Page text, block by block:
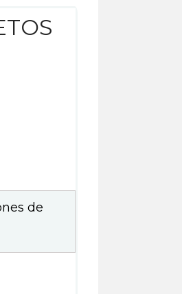
de